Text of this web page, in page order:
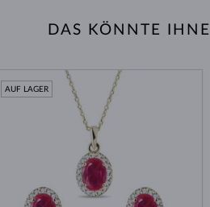
DAS KÖNNTE
AUF LAGER